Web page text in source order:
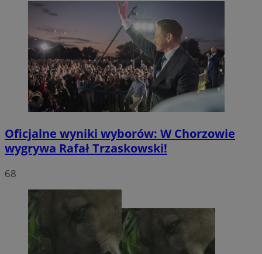
Oficjalne wyniki wyborów: W Chorzowie
wygrywa Rafał Trzaskowski!
68